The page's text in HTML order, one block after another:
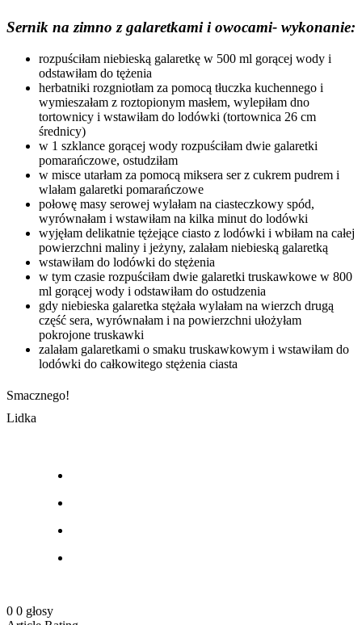
Sernik na zimno z galaretkami i owocami- wykonanie:
rozpuściłam niebieską galaretkę w 500 ml gorącej wody i
odstawiłam do tężenia
herbatniki rozgniotłam za pomocą tłuczka kuchennego i
wymieszałam z roztopionym masłem, wylepiłam dno
tortownicy i wstawiłam do lodówki (tortownica 26 cm
średnicy)
w 1 szklance gorącej wody rozpuściłam dwie galaretki
pomarańczowe, ostudziłam
w misce utarłam za pomocą miksera ser z cukrem pudrem i
wlałam galaretki pomarańczowe
połowę masy serowej wylałam na ciasteczkowy spód,
wyrównałam i wstawiłam na kilka minut do lodówki
wyjęłam delikatnie tężejące ciasto z lodówki i wbiłam na całej
powierzchni maliny i jeżyny, zalałam niebieską galaretką
wstawiłam do lodówki do stężenia
w tym czasie rozpuściłam dwie galaretki truskawkowe w 800
ml gorącej wody i odstawiłam do ostudzenia
gdy niebieska galaretka stężała wylałam na wierzch drugą
część sera, wyrównałam i na powierzchni ułożyłam
pokrojone truskawki
zalałam galaretkami o smaku truskawkowym i wstawiłam do
lodówki do całkowitego stężenia ciasta
Smacznego!
Lidka
0 0 głosy